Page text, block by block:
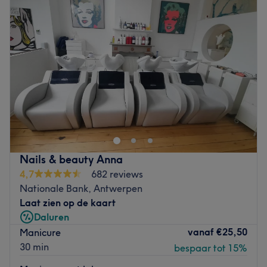
Woensdag
09:00
20:00
Donderdag
09:00
20:00
Vrijdag
09:00 –
20:00
Zaterdag
09:00 –15:00
Zondag
Gesloten
Welcome to Nails by Camilla, nestled in the heart of
Antwerpen, your go-to destination for flawless nails and
exquisite nail art. This cosy yet stylish studio blends
contemporary elegance with a friendly atmosphere,
making every appointment a relaxing and enjoyable
experience. Specialising in manicures, pedicures and
creative nail designs, Camilla and her team take pride in
delivering meticulous attention to detail and a
personalised touch, ensuring your nails look perfect every
time.
Nearest public transport
The studio is just a four-minute walk from Antwerpen
Nails & beauty Anna
4,7
682 reviews
Nationale Bank, Antwerpen
Laat zien op de kaart
Daluren
Manicure
30 min
vanaf €25,50
bespaar tot 15%